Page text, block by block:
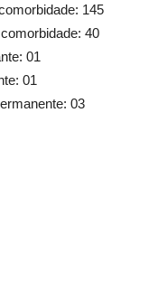
145
40
01
01
03